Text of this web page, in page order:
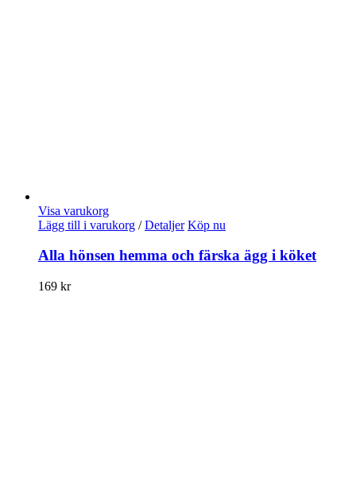
Visa varukorg
Lägg till i varukorg / Detaljer Köp nu
Alla hönsen hemma och färska ägg i köket
169 kr